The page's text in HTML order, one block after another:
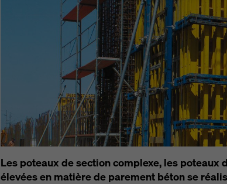
Les poteaux de section complexe, les
élevées en matière de parement béton se
s'étend également à ces
transmises de cette
pays tiers à des fins de
juridique efficace contre
nécessitant un
paramètres de cookiesen
site web et en utilisant les
révoquer votre
de motif, en cliquant sur
Vous trouverez de plus
politique de confidentialité.
sélectionner vos cookies